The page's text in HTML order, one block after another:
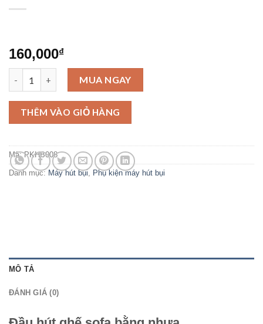
160,000₫
MUA NGAY
THÊM VÀO GIỎ HÀNG
Mã:PKHB008
Danh mục: Máy hút bụi Phụ kiện máy hút bụi
MÔ TẢ
ĐÁNH GIÁ (0)